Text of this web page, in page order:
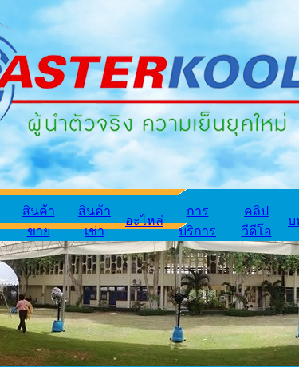
สินค้า
ขาย
สินค้า
เช่า
อะไหล่
การ
บริการ
คลิป
วีดีโอ
บ